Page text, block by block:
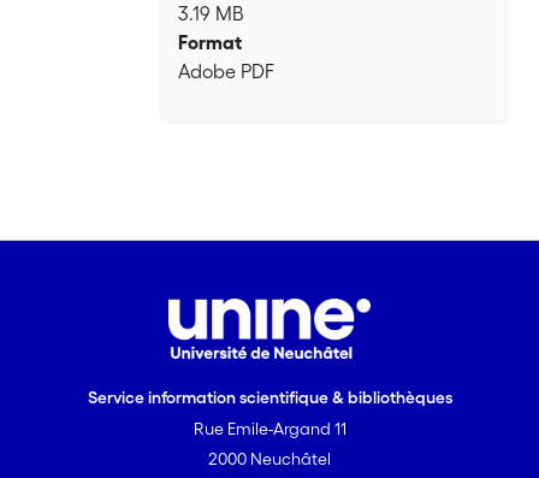
3.19 MB
Format
Adobe PDF
Service information scientifique & bibliothèques
Rue Emile-Argand 11
2000 Neuchâtel